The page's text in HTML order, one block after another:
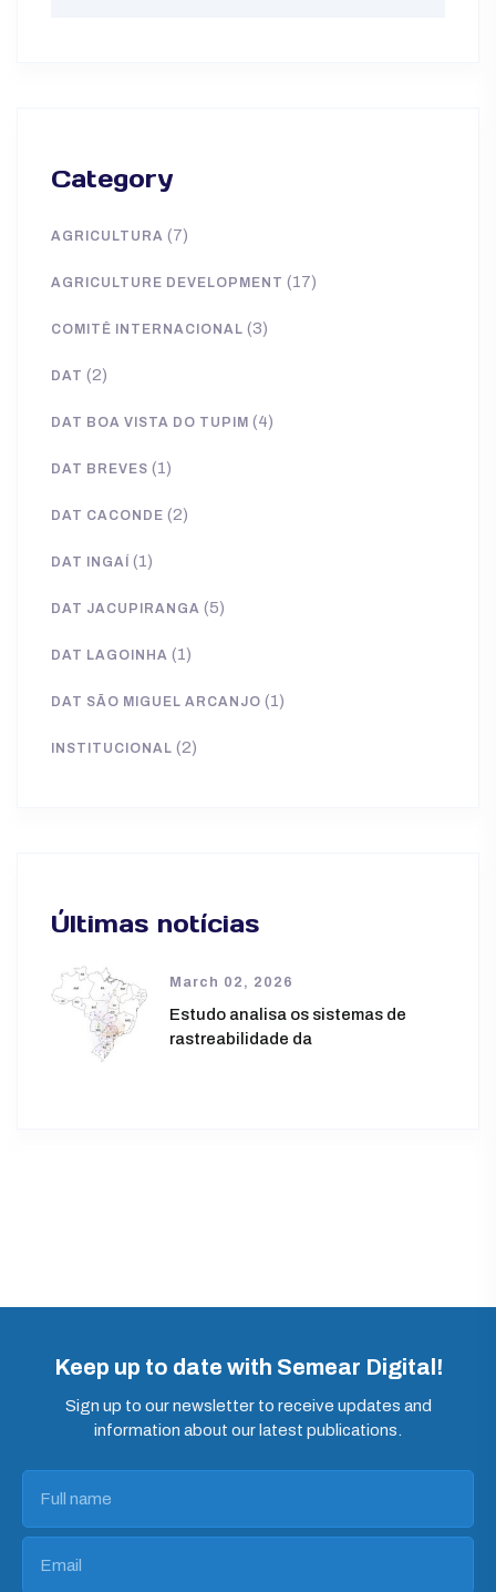
Category
AGRICULTURA (7)
AGRICULTURE DEVELOPMENT (17)
COMITÊ INTERNACIONAL (3)
DAT (2)
DAT BOA VISTA DO TUPIM (4)
DAT BREVES (1)
DAT CACONDE (2)
DAT INGAÍ (1)
DAT JACUPIRANGA (5)
DAT LAGOINHA (1)
DAT SÃO MIGUEL ARCANJO (1)
INSTITUCIONAL (2)
Últimas notícias
March 02, 2026
Estudo analisa os sistemas de
rastreabilidade da
Keep up to date with Semear Digital!
Sign up to our newsletter to receive updates and
information about our latest publications.